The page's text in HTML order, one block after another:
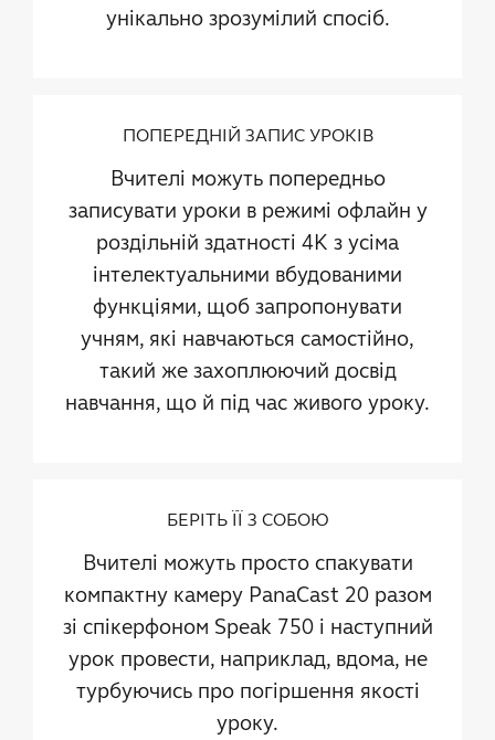
унікально зрозумілий спосіб.
ПОПЕРЕДНІЙ ЗАПИС УРОКІВ
Вчителі можуть попередньо
записувати уроки в режимі офлайн у
роздільній здатності 4K з усіма
інтелектуальними вбудованими
функціями, щоб запропонувати
учням, які навчаються самостійно,
такий же захоплюючий досвід
навчання, що й під час живого уроку.
БЕРІТЬ ЇЇ З СОБОЮ
Вчителі можуть просто спакувати
компактну камеру PanaCast 20 разом
зі спікерфоном Speak 750 і наступний
урок провести, наприклад, вдома, не
турбуючись про погіршення якості
уроку.